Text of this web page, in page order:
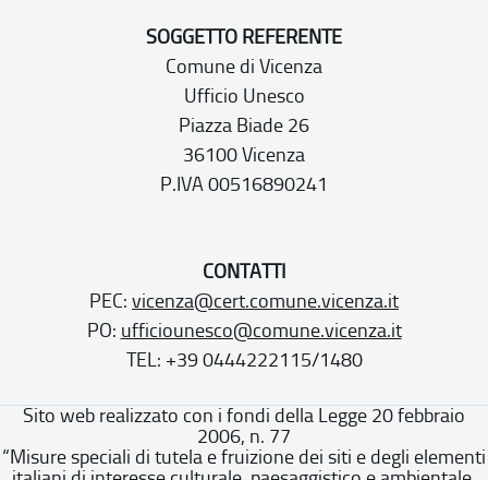
SOGGETTO REFERENTE
Comune di Vicenza
Ufficio Unesco
Piazza Biade 26
36100 Vicenza
P.IVA 00516890241
CONTATTI
PEC: vicenza@cert.comune.vicenza.it
PO: ufficiounesco@comune.vicenza.it
TEL: +39 0444222115/1480
Sito web realizzato con i fondi della Legge 20 febbraio
2006, n. 77
“Misure speciali di tutela e fruizione dei siti e degli elementi